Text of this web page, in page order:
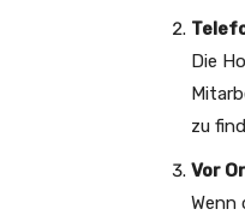
Die
zu
Vor
Wenn